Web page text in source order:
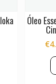
Óleo
€